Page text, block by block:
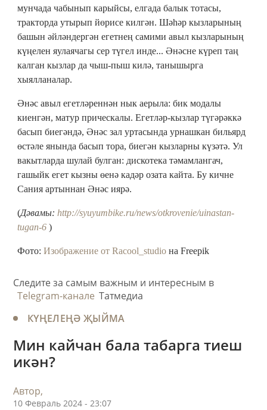
мунчада чабынып карыйсы, елгада балык тотасы,
тракторда утырып йөрисе килгән. Шәһәр кызларының
башын әйләндергән егетнең самими авыл кызларының
күңелен яулаячагы сер түгел инде... Әнәсне күреп таң
калган кызлар да чыш-пыш килә, танышырга
хыялланалар.
Әнәс авыл егетләреннән нык аерыла: бик модалы
киенгән, матур прическалы. Егетләр-кызлар түгәрәккә
басып биегәндә, Әнәс зал уртасында урнашкан бильярд
өстәле янында басып тора, биегән кызларны күзәтә. Ул
вакытларда шулай булган: дискотека тәмамлангач,
гашыйк егет кызны өенә кадәр озата кайта. Бу кичне
Сания артыннан Әнәс иярә.
(Дәвамы: http://syuyumbike.ru/news/otkrovenie/uinastan-
tugan-6 )
Фото: Изображение от Racool_studio на Freepik
Следите за самым важным и интересным в
Telegram-канале Татмедиа
КҮҢЕЛЕҢӘ ҖЫЙМА
Мин кайчан бала табарга тиеш
икән?
Автор,
10 Февраль 2024 - 23:07